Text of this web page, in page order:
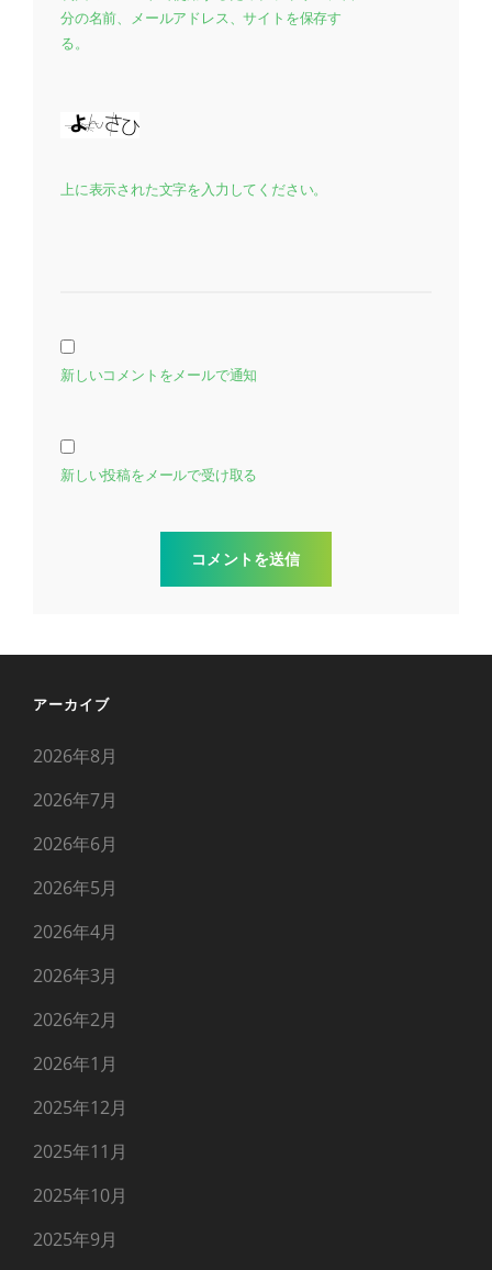
分の名前、メールアドレス、サイトを保存す
る。
上に表示された文字を入力してください。
新しいコメントをメールで通知
新しい投稿をメールで受け取る
アーカイブ
2026年8月
2026年7月
2026年6月
2026年5月
2026年4月
2026年3月
2026年2月
2026年1月
2025年12月
2025年11月
2025年10月
2025年9月